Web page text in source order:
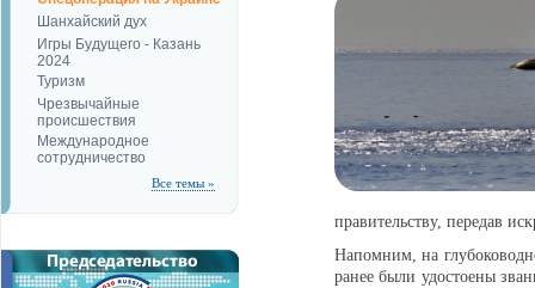
Шанхайский дух
Игры Будущего - Казань
2024
Туризм
Чрезвычайные
происшествия
Международное
сотрудничество
Все темы »
правительству, передав
Напомним, на
ранее были удостоены